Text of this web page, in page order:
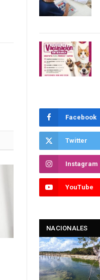
Facebook
Twitter
Instagram
YouTube
NACIONALES